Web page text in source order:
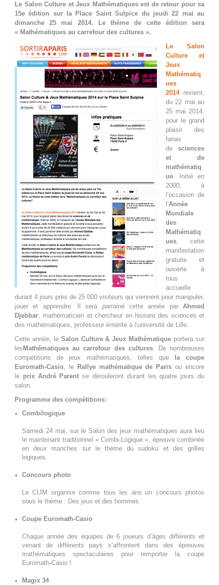
Le Salon Culture et Jeux Mathématiques est de retour pour sa
15e édition sur la Place Saint Sulpice du jeudi 22 mai au
dimanche 25 mai 2014. Le thème de cette édition sera
« Mathématiques au carrefour des cultures ».
Le Salon
Culture et
Jeux
Mathématiq
ues
2014revient,
du 22 mai au
25 mai 2014,
pour le grand
plaisir des
fanas
de sciences
et de
mathématiq
ue. Initié en
2000, à
l’occasion de
l’Année
Mondiale
des
Mathématiq
ues, cette
manifestation
gratuite et
ouverte à
tous
accueille
durant 4 jours près de 25 000 visiteurs qui viennent pour manipuler,
jouer et apprendre. Il sera parrainé cette année par Ahmed
Djebbar, mathématicien et chercheur en histoire des sciences et
des mathématiques, professeur émérite à l’université de Lille..
Cette année, le Salon Culture & Jeux Mathématique portera sur
les Mathématiques au carrefour des cultures. De nombreuses
compétitions de jeux mathématiques, telles que
la coupe
Euromath-Casio, le Rallye mathématique de Paris ou encore
le prix André Parent se dérouleront durant les quatre jours du
salon.
Programme des compétitions:
Combilogique
Samedi 24 mai, sur le Salon des jeux mathématiques aura lieu
le maintenant traditionnel « Combi-Logique », épreuve combinée
en deux manches sur le thème du sudoku et des grilles
logiques.
Concours photo
Le CIJM organise comme tous les ans un concours photos
sous le thème : Des jeux et des hommes.
Coupe Euromath-Casio
Chaque année des équipes de 6 joueurs d’âges différents et
venant de différents pays s’affrontent dans des épreuves
mathématiques spectaculaires pour remporter la coupe
Euromath-Casio !
Magix 34